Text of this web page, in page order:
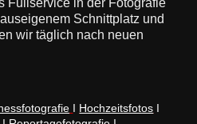
Fullservice in der Fotografie
Schnittplatz und
wir täglich nach neuen
I Hochzeitsfotos I